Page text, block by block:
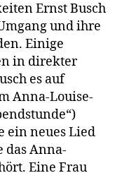
Ernst Busch
und ihre
Einige
in direkter
es auf
Anna-Louise-
ein neues Lied
das Anna-
Eine Frau